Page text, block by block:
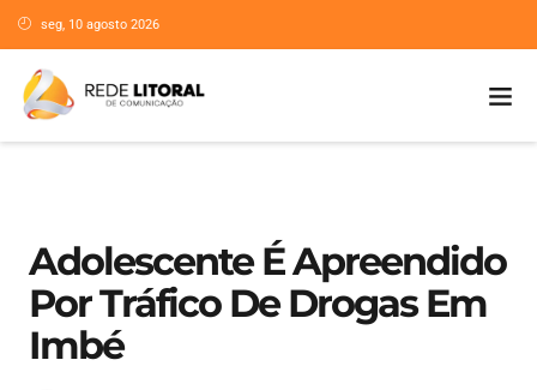
seg, 10 agosto 2026
Adolescente É Apreendido
Por Tráfico De Drogas Em
Imbé